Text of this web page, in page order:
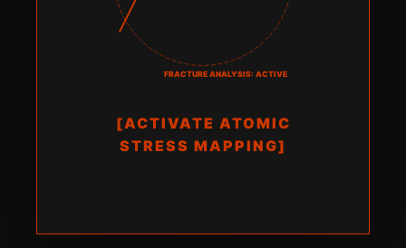
FRACTURE ANALYSIS: ACTIVE
[ACTIVATE ATOMIC
STRESS MAPPING]